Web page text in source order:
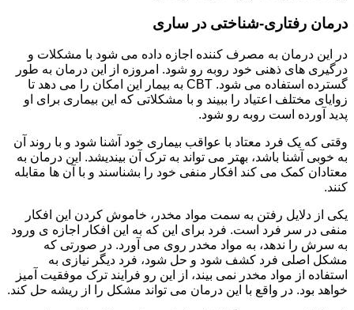
درمان رفتاری-شناختی در ساری
در این درمان به مصرف کننده اجازه داده می شود با مشکلات و
درگیری های ذهنی خود روبه رو شود. امروزه از این درمان به طور
گسترده استفاده می شود. CBT به بیمار این امکان را می دهد تا
زوایای مختلف اعتیاد را ببیند و با مشکلاتی که این بیماری برای او
پدید آورده است روبه رو شود.
وقتی که یک فرد معتاد با عواقب بیماری خود آشنا شود و با روند آن
به خوبی آشنا باشد، بهتر می تواند به ترک آن بیندیشد. این درمان به
معتادان کمک می کند افکار منفی خود را بشناسند و با آن ها مقابله
کنند.
یکی از دلایل رفتن به سمت مواد مخدر، خاموش کردن این افکار
منفی در سر فرد است. فرد برای این که به این افکار اجازه ی ورود
به سرش را ندهد، به مواد مخدر روی می آورد. در صورتی که
مشکل اصلی فرد کشف شود و حل شود، فرد دیگر نیازی به
استفاده از مواد مخدر نمی بیند، از این رو فرایند ترک موفقیت آمیز
خواهد بود. در واقع با این درمان می تواند مشکل را از ریشه حل کند.